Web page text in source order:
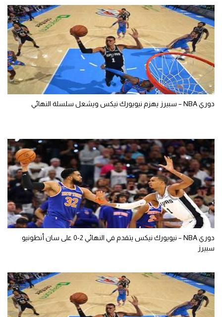
دوري NBA – سبيرز يهزم نيويورك نيكس ويشعل سلسلة النهائي
دوري NBA – نيويورك نيكس يتقدم في النهائي 2-0 على سان أنطونيو
سبيرز